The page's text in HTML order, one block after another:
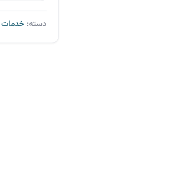
دسته: خدمات